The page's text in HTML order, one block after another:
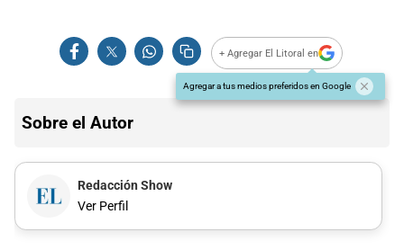
+ Agregar El Litoral en
Agregar a tus medios preferidos en Google
Sobre el Autor
Redacción Show
Ver Perfil